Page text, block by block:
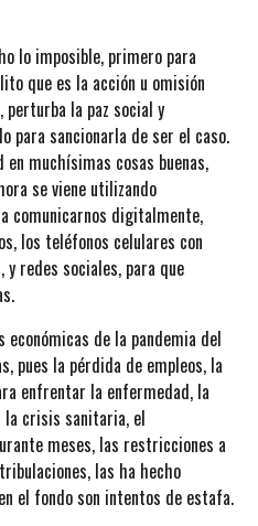
lo imposible, primero para
que es la acción u omisión
perturba la paz social y
para sancionarla de ser el caso.
muchísimas cosas buenas,
se viene utilizando
comunicarnos digitalmente,
los teléfonos celulares con
redes sociales, para que
económicas de la pandemia del
pues la pérdida de empleos, la
enfrentar la enfermedad, la
la crisis sanitaria, el
meses, las restricciones a
las ha hecho
el fondo son intentos de estafa.